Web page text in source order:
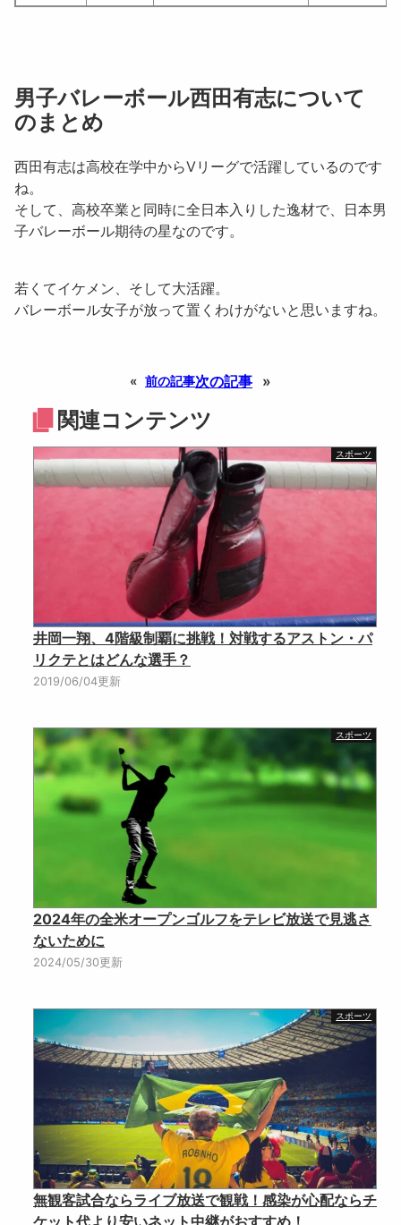
男子バレーボール西田有志について
のまとめ
西田有志は高校在学中からVリーグで活躍しているのです
ね。
そして、高校卒業と同時に全日本入りした逸材で、日本男
子バレーボール期待の星なのです。
若くてイケメン、そして大活躍。
バレーボール女子が放って置くわけがないと思いますね。
« 前の記事次の記事 »
関連コンテンツ
スポーツ
井岡一翔、4階級制覇に挑戦！対戦するアストン・パ
リクテとはどんな選手？
2019/06/04更新
スポーツ
2024年の全米オープンゴルフをテレビ放送で見逃さ
ないために
2024/05/30更新
スポーツ
無観客試合ならライブ放送で観戦！感染が心配ならチ
ケット代より安いネット中継がおすすめ！